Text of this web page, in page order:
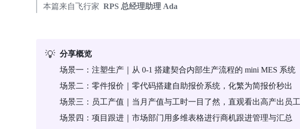
本篇来自飞行家 RPS 总经理助理 Ada
💡 分享概览
场景一：注塑生产｜从 0-1 搭建契合内部生产流程的 mini MES 系统
场景二：零件报价｜零代码搭建自助报价系统，化繁为简报价秒出
场景三：员工产值｜当月产值与工时一目了然，直观看出高产出员工
场景四：项目跟进｜市场部门用多维表格进行商机跟进管理与汇总